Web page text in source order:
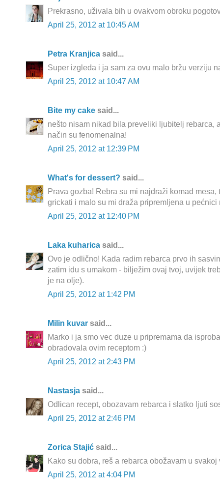
Prekrasno, uživala bih u ovakvom obroku
April 25, 2012 at 10:45 AM
Petra Kranjica said...
Super izgleda i ja sam za ovu malo bržu verziju
April 25, 2012 at 10:47 AM
Bite my cake said...
nešto nisam nikad bila preveliki ljubitelj rebarca,
način su fenomenalna!
April 25, 2012 at 12:39 PM
What's for dessert? said...
Prava gozba! Rebra su mi najdraži komad mesa,
grickati i malo su mi draža pripremljena u pećnici
April 25, 2012 at 12:40 PM
Laka kuharica said...
Ovo je odlično! Kada radim rebarca prvo ih
zatim idu s umakom - bilježim ovaj tvoj, uvijek
je na olje).
April 25, 2012 at 1:42 PM
Milin kuvar said...
Marko i ja smo vec duze u pripremama da
obradovala ovim receptom :)
April 25, 2012 at 2:43 PM
Nastasja said...
Odlican recept, obozavam rebarca i slatko ljuti
April 25, 2012 at 2:46 PM
Zorica Stajić said...
Kako su dobra, reš a rebarca obožavam u svakoj
April 25, 2012 at 4:04 PM